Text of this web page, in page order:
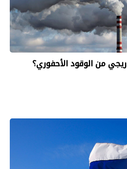
من الوقود الأحفوري؟